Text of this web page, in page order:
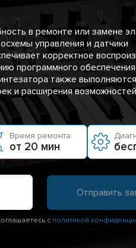
в ремонте или замене
управления и датчики
корректное
программного
также
и расширения возможностей
Время ремонта:
от 20 мин
с политикой